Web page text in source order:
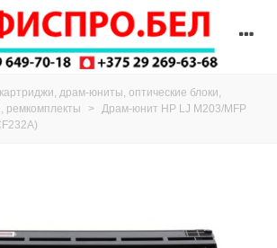
драм-юниты, оптические блоки,
ремкомплекты
> Драм-юнит HP LJ M203/MFP